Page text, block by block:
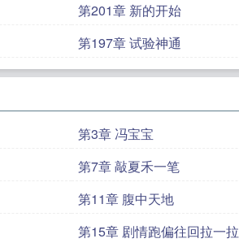
第201章 新的开始
第197章 试验神通
第3章 冯宝宝
第7章 敲夏禾一笔
第11章 腹中天地
第15章 剧情跑偏往回拉一拉